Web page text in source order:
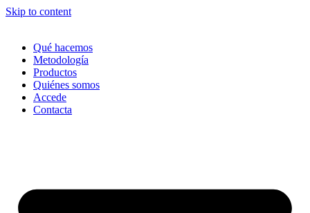
Skip to content
Qué hacemos
Metodología
Productos
Quiénes somos
Accede
Contacta